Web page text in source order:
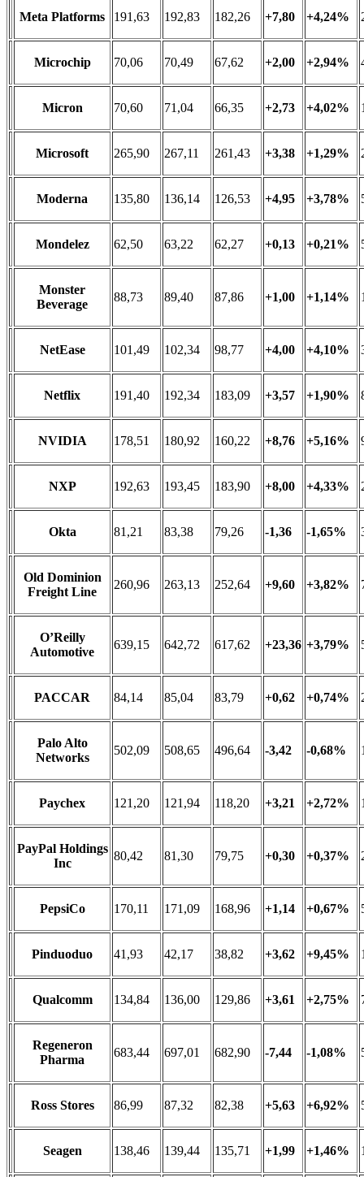
Meta Platforms 191,63 192,83 182,26 +7,80 +4,24%
Microchip 70,06 70,49 67,62 +2,00 +2,94%
Micron 70,60 71,04 66,35 +2,73 +4,02%
Microsoft 265,90 267,11 261,43 +3,38 +1,29%
Moderna 135,80 136,14 126,53 +4,95 +3,78%
Mondelez 62,50 63,22 62,27 +0,13 +0,21%
Monster
Beverage
88,73 89,40 87,86 +1,00 +1,14%
NetEase 101,49 102,34 98,77 +4,00 +4,10%
Netflix 191,40 192,34 183,09 +3,57 +1,90%
NVIDIA 178,51 180,92 160,22 +8,76 +5,16%
NXP 192,63 193,45 183,90 +8,00 +4,33%
Okta 81,21 83,38 79,26 -1,36 -1,65%
Old Dominion
Freight Line
260,96 263,13 252,64 +9,60 +3,82%
O’Reilly
Automotive
639,15 642,72 617,62 +23,36 +3,79%
PACCAR 84,14 85,04 83,79 +0,62 +0,74%
Palo Alto
Networks
502,09 508,65 496,64 -3,42 -0,68%
Paychex 121,20 121,94 118,20 +3,21 +2,72%
PayPal Holdings
Inc
80,42 81,30 79,75 +0,30 +0,37%
PepsiCo 170,11 171,09 168,96 +1,14 +0,67%
Pinduoduo 41,93 42,17 38,82 +3,62 +9,45%
Qualcomm 134,84 136,00 129,86 +3,61 +2,75%
Regeneron
Pharma
683,44 697,01 682,90 -7,44 -1,08%
Ross Stores 86,99 87,32 82,38 +5,63 +6,92%
Seagen 138,46 139,44 135,71 +1,99 +1,46%